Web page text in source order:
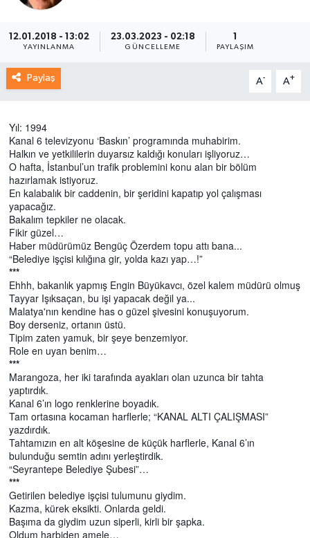
12.01.2018 - 13:02
YAYINLANMA
23.03.2023 - 02:18
GÜNCELLEME PAYLAŞIM
Paylaş A- A+
Yıl: 1994
Kanal 6 televizyonu ‘Baskın’ programında muhabirim.
Halkın ve yetkililerin duyarsız kaldığı konuları işliyoruz…
O hafta, İstanbul’un trafik problemini konu alan bir bölüm
hazırlamak istiyoruz.
En kalabalık bir caddenin, bir şeridini kapatıp yol çalışması
yapacağız.
Bakalım tepkiler ne olacak.
Fikir güzel…
Haber müdürümüz Bengüç Özerdem topu attı bana...
“Belediye işçisi kılığına gir, yolda kazı yap…!”
***
Ehhh, bakanlık yapmış Engin Büyükavcı, özel kalem müdürü olmuş
Tayyar Işıksaçan, bu işi yapacak değil ya...
Malatya'nın kendine has o güzel şivesini konuşuyorum.
Boy derseniz, ortanın üstü.
Tipim zaten yamuk, bir şeye benzemiyor.
Role en uyan benim…
***
Marangoza, her iki tarafında ayakları olan uzunca bir tahta
yaptırdık.
Kanal 6’ın logo renklerine boyadık.
Tam ortasına kocaman harflerle; “KANAL ALTI ÇALIŞMASI”
yazdırdık.
Tahtamızın en alt köşesine de küçük harflerle, Kanal 6’ın
bulunduğu semtin adını yerleştirdik.
“Seyrantepe Belediye Şubesi”…
***
Getirilen belediye işçisi tulumunu giydim.
Kazma, kürek eksikti. Onlarda geldi.
Başıma da giydim uzun siperli, kirli bir şapka.
Oldum harbiden amele…